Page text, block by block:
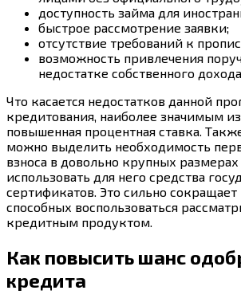
доступность займа для
быстрое рассмотрение заявки;
отсутствие требований к
возможность привлечения
недостатке собственного дохода.
Что касается недостатков данной
кредитования, наиболее значимым
повышенная процентная ставка.
можно выделить необходимость
взноса в довольно крупных
использовать для него средства
сертификатов. Это сильно сокращает
способных воспользоваться
кредитным продуктом.
Как повысить шанс
кредита